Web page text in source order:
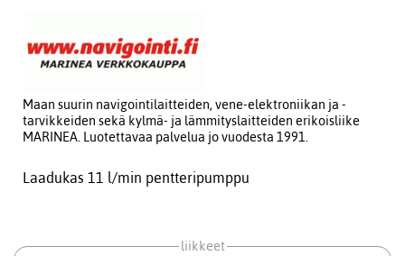
Maan suurin navigointilaitteiden, vene-elektroniikan ja -
tarvikkeiden sekä kylmä- ja lämmityslaitteiden erikoisliike
MARINEA. Luotettavaa palvelua jo vuodesta 1991.
Laadukas 11 l/min pentteripumppu
liikkeet